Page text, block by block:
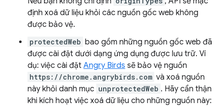
định xoá dữ liệu khỏi các nguồn gốc web không
được bảo vệ.
protectedWeb bao gồm những nguồn gốc web đã
được cài đặt dưới dạng ứng dụng được lưu trữ. Ví
dụ: việc cài đặt Angry Birds sẽ bảo vệ nguồn
https://chrome.angrybirds.com và xoá nguồn
này khỏi danh mục unprotectedWeb . Hãy cẩn thận
khi kích hoạt việc xoá dữ liệu cho những nguồn này: